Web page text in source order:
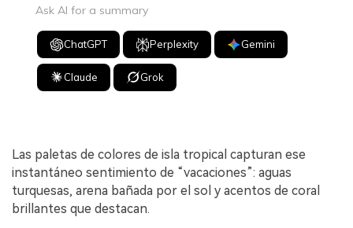
Ask AI for a summary
ChatGPT Perplexity Gemini
Claude Grok
Las paletas de colores de isla tropical capturan ese
instantáneo sentimiento de “vacaciones”: aguas
turquesas, arena bañada por el sol y acentos de coral
brillantes que destacan.